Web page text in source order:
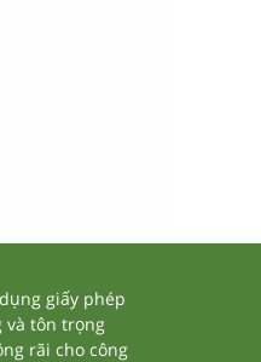
giấy phép
và tôn trọng
rãi cho công